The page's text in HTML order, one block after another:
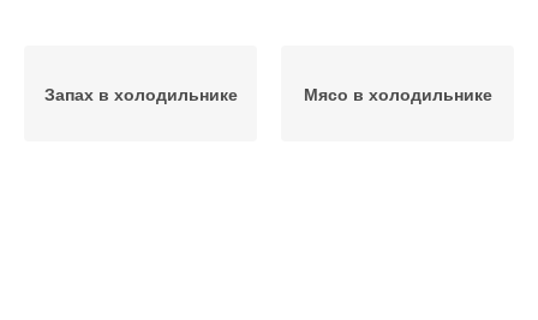
Запах в холодильнике Мясо в холодильнике